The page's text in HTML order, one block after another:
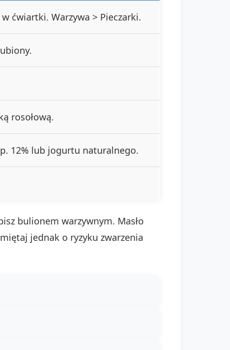
ćwiartki. Warzywa > Pieczarki.
rosołową.
12% lub jogurtu naturalnego.
bulionem warzywnym. Masło
jednak o ryzyku zwarzenia